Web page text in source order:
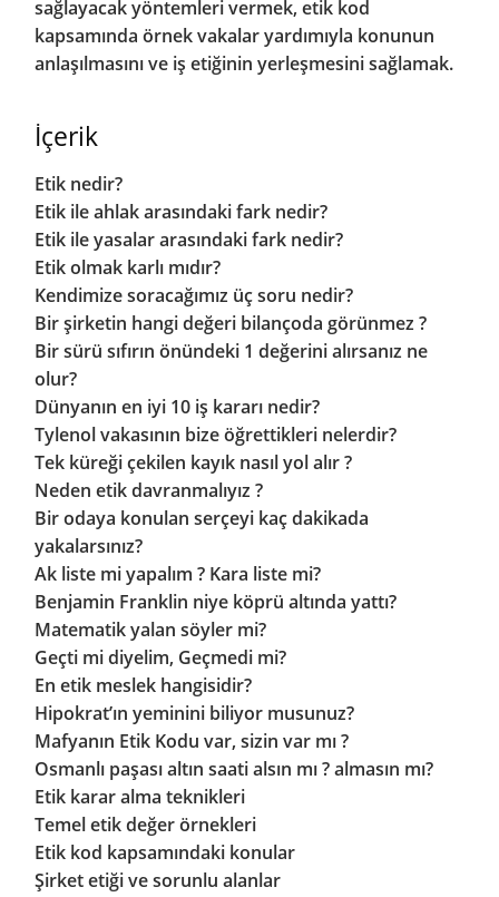
sağlayacak yöntemleri vermek, etik kod
kapsamında örnek vakalar yardımıyla konunun
anlaşılmasını ve iş etiğinin yerleşmesini sağlamak.
İçerik
Etik nedir?
Etik ile ahlak arasındaki fark nedir?
Etik ile yasalar arasındaki fark nedir?
Etik olmak karlı mıdır?
Kendimize soracağımız üç soru nedir?
Bir şirketin hangi değeri bilançoda görünmez ?
Bir sürü sıfırın önündeki 1 değerini alırsanız ne
olur?
Dünyanın en iyi 10 iş kararı nedir?
Tylenol vakasının bize öğrettikleri nelerdir?
Tek küreği çekilen kayık nasıl yol alır ?
Neden etik davranmalıyız ?
Bir odaya konulan serçeyi kaç dakikada
yakalarsınız?
Ak liste mi yapalım ? Kara liste mi?
Benjamin Franklin niye köprü altında yattı?
Matematik yalan söyler mi?
Geçti mi diyelim, Geçmedi mi?
En etik meslek hangisidir?
Hipokrat’ın yeminini biliyor musunuz?
Mafyanın Etik Kodu var, sizin var mı ?
Osmanlı paşası altın saati alsın mı ? almasın mı?
Etik karar alma teknikleri
Temel etik değer örnekleri
Etik kod kapsamındaki konular
Şirket etiği ve sorunlu alanlar